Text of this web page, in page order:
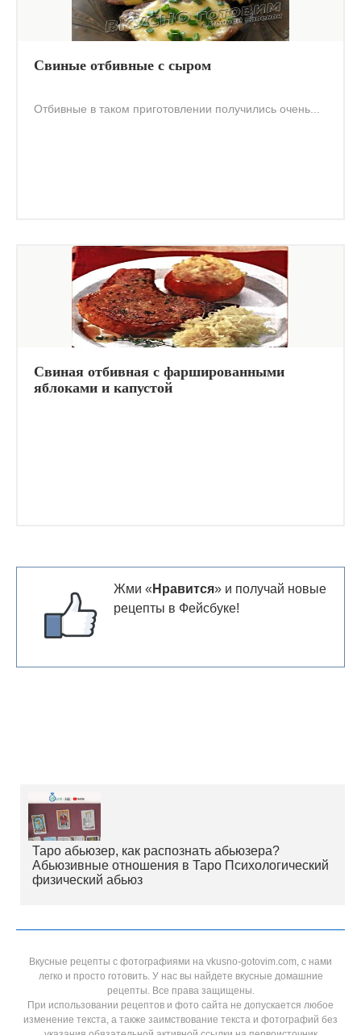
Cвиные отбивные с сыром
Отбивные в таком приготовлении получились очень...
Свиная отбивная с фаршированными
яблоками и капустой
Жми « Нравится» и получай новые
рецепты в Фейсбуке!
Таро абьюзер, как распознать абьюзера?
Абьюзивные отношения в Таро Психологический
физический абьюз
Вкусные рецепты с фотографиями на vkusno-gotovim.com, с нами
легко и просто готовить. У нас вы найдете вкусные домашние
рецепты. Все права защищены.
При использовании рецептов и фото сайта не допускается любое
изменение текста, а также заимствование текста и фотографий без